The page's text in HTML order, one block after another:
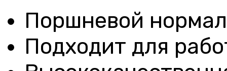
Поршневой
Подходит для